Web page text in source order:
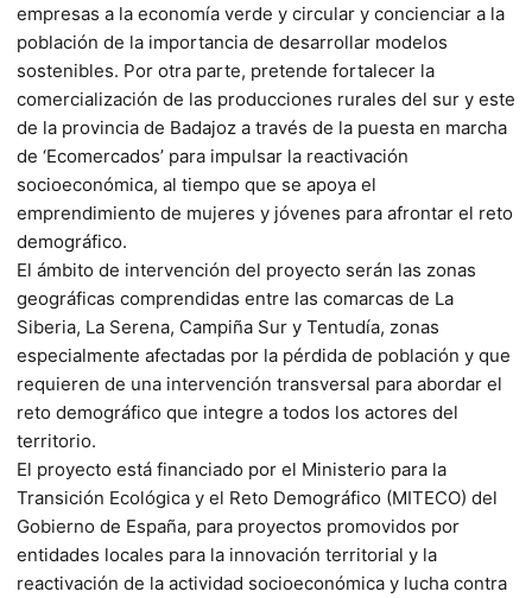
empresas a la economía verde y circular y concienciar a la
población de la importancia de desarrollar modelos
sostenibles. Por otra parte, pretende fortalecer la
comercialización de las producciones rurales del sur y este
de la provincia de Badajoz a través de la puesta en marcha
de ‘Ecomercados’ para impulsar la reactivación
socioeconómica, al tiempo que se apoya el
emprendimiento de mujeres y jóvenes para afrontar el reto
demográfico.
El ámbito de intervención del proyecto serán las zonas
geográficas comprendidas entre las comarcas de La
Siberia, La Serena, Campiña Sur y Tentudía, zonas
especialmente afectadas por la pérdida de población y que
requieren de una intervención transversal para abordar el
reto demográfico que integre a todos los actores del
territorio.
El proyecto está financiado por el Ministerio para la
Transición Ecológica y el Reto Demográfico (MITECO) del
Gobierno de España, para proyectos promovidos por
entidades locales para la innovación territorial y la
reactivación de la actividad socioeconómica y lucha contra